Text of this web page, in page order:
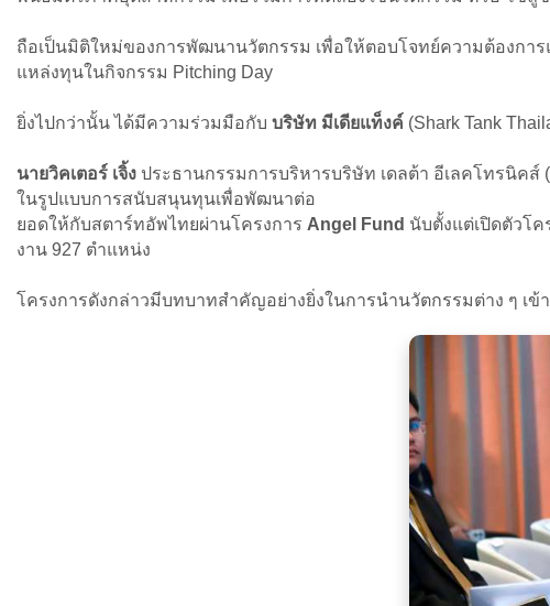
ถือเป็นมิติใหม่ของการพัฒนานวัตกรรม เพื่อให้ตอบโจทย์ความต้องกา
แหล่งทุนในกิจกรรม Pitching Day
ยิ่งไปกว่านั้น ได้มีความร่วมมือกับ บริษัท มีเดียแท็งค์ (Shark Tank
นายวิคเตอร์ เจิ้ง ประธานกรรมการบริหารบริษัท เดลต้า อีเลคโทรนิคส์
ในรูปแบบการสนับสนุนทุนเพื่อพัฒนาต่อ
ยอดให้กับสตาร์ทอัพไทยผ่านโครงการ Angel Fund นับตั้งแต่เปิดตัวโค
งาน 927 ตำแหน่ง
โครงการดังกล่าวมีบทบาทสำคัญอย่างยิ่งในการนำนวัตกรรมต่าง ๆ เ